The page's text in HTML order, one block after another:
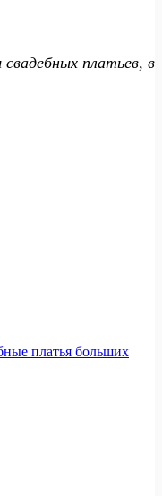
платьев, в
платья больших